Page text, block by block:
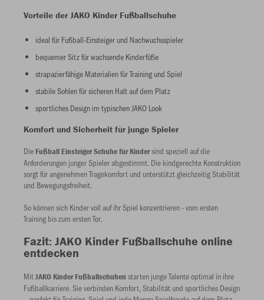
Vorteile der JAKO Kinder Fußballschuhe
ideal für Fußball-Einsteiger und Nachwuchsspieler
bequemer Sitz für wachsende Kinderfüße
strapazierfähige Materialien für Training und Spiel
stabile Sohlen für sicheren Halt auf dem Platz
sportliches Design im typischen JAKO Look
Komfort und Sicherheit für junge Spieler
Die Fußball EinsteigerSchuhe für Kindersind speziell auf die
Anforderungen junger Spieler abgestimmt. Die kindgerechte Konstruktion
sorgt für angenehmen Tragekomfort und unterstützt gleichzeitig Stabilität
und Bewegungsfreiheit.
So können sich Kinder voll auf ihr Spiel konzentrieren - vom ersten
Training bis zum ersten Tor.
Fazit: JAKO Kinder Fußballschuhe online
entdecken
MitJAKO Kinder Fußballschuhen starten junge Talente optimal in ihre
Fußballkarriere. Sie verbinden Komfort, Stabilität und sportliches Design